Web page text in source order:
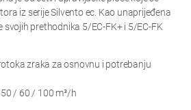
iz serije Silvento ec. Kao unaprijeđena
svojih prethodnika 5/EC-FK+ i 5/EC-FK
zraka za osnovnu i potrebanju
/ 60 / 100 m³/h